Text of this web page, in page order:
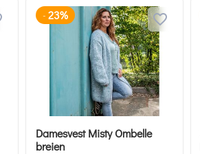
- 23%
Damesvest Misty Ombelle
breien